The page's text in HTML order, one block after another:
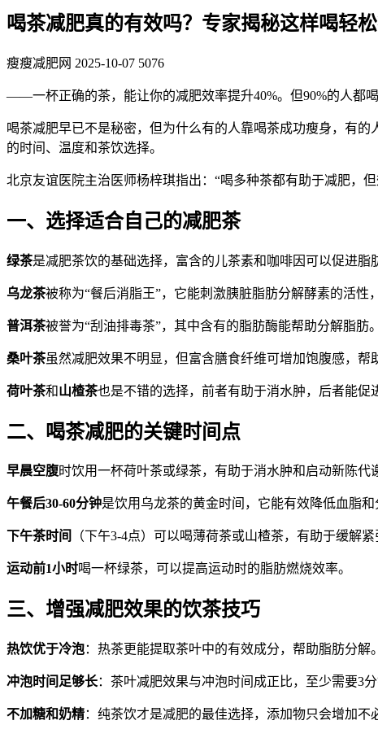
喝茶减肥真的有效吗？专家揭秘这样喝轻松
瘦瘦减肥网 2025-10-07 5076
——一杯正确的茶，能让你的减肥效率提升40%。但90%的人都喝
喝茶减肥早已不是秘密，但为什么有的人靠喝茶成功瘦身，有
的时间、温度和茶饮选择。
北京友谊医院主治医师杨梓琪指出：“喝多种茶都有助于减肥，
一、选择适合自己的减肥茶
绿茶是减肥茶饮的基础选择，富含的儿茶素和咖啡因可以促进脂
乌龙茶被称为“餐后消脂王”，它能刺激胰脏脂肪分解酵素的活性
普洱茶被誉为“刮油排毒茶”，其中含有的脂肪酶能帮助分解脂
桑叶茶虽然减肥效果不明显，但富含膳食纤维可增加饱腹感，帮
荷叶茶和山楂茶也是不错的选择，前者有助于消水肿，后者能促
二、喝茶减肥的关键时间点
早晨空腹时饮用一杯荷叶茶或绿茶，有助于消水肿和启动新陈代
午餐后30-60分钟是饮用乌龙茶的黄金时间，它能有效降低血脂
下午茶时间 （下午3-4点）可以喝薄荷茶或山楂茶，有助于缓解
运动前1小时喝一杯绿茶，可以提高运动时的脂肪燃烧效率。
三、增强减肥效果的饮茶技巧
热饮优于冷泡​：热茶更能提取茶叶中的有效成分，帮助脂肪分解。
冲泡时间足够长：茶叶减肥效果与冲泡时间成正比，至少需要3
不加糖和奶精：纯茶饮才是减肥的最佳选择，添加物只会增加不